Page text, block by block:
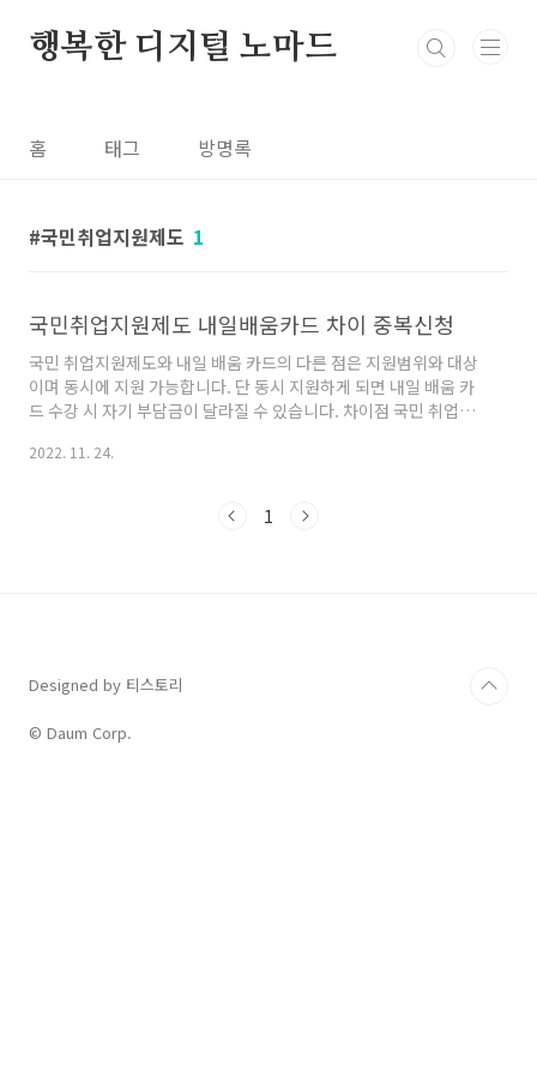
행복한 디지털 노마드
홈 태그 방명록
국민취업지원제도 1
국민취업지원제도 내일배움카드 차이 중복신청
국민 취업지원제도와 내일 배움 카드의 다른 점은 지원범위와 대상
이며 동시에 지원 가능합니다. 단 동시 지원하게 되면 내일 배움 카
드 수강 시 자기 부담금이 달라질 수 있습니다. 차이점 국민 취업지
로 1 유형 6개월간 50만 원씩 지원을 받을 수 있고 2 유형은 6개월
움 카드는 직원훈련비용을 지원하는 카드인데요. 포인트 개념이라
고 생각하시면 되겠습니다. 재직, 실업, 자영업 여부와 관계없이 발
2022. 11. 24.
1
Designed by 티스토리
© Daum Corp.